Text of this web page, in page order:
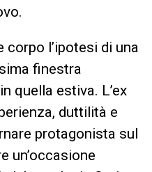
corpo l’ipotesi di una
finestra
quella estiva. L’ex
duttilità e
protagonista sul
un’occasione